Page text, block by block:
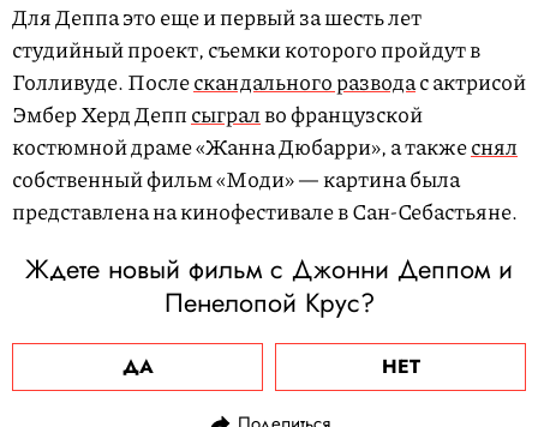
Для Деппа это еще и первый за шесть лет
студийный проект, съемки которого пройдут в
Голливуде. Послескандального разводас актрисой
Эмбер Херд Деппсыгралво французской
костюмной драме «Жанна Дюбарри», а такжеснял
собственный фильм «Моди» — картина была
представлена на кинофестивале в Сан-Себастьяне.
Ждете новый фильм с Джонни Деппом и
Пенелопой Крус?
ДА НЕТ